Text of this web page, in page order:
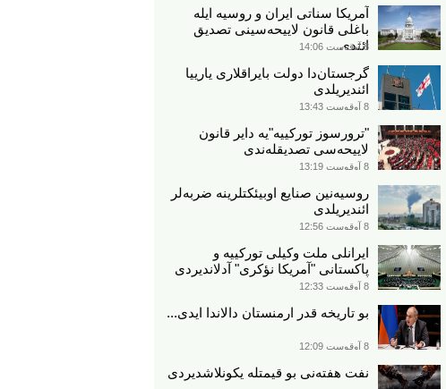
آمریکا سناتی ایران و روسیه ایله
باغلی قانون لاییحه‌سینی تصدیق
ائتدی
8 آوقوست 14:06
گرجستان‌دا دولت بایراقلاری یارییا
ائندیریلدی
8 آوقوست 13:43
"ترورسوز تورکییه"یه دایر قانون
لاییحه‌سی تصدیقله‌ندی
8 آوقوست 13:19
روسیه‌نین صنایع اوبیئکتلرینه ضربه‌لر
ائندیریلدی
8 آوقوست 12:56
ایرانلی ملت وکیلی تورکییه و
پاکستانی "آمریکا نؤکری" آدلاندیردی
8 آوقوست 12:33
بو تاریخه قدر ارمنستان دالاندا ایدی...
8 آوقوست 12:09
نفت هفته‌نی بو قیمتله یکونلاشدیردی